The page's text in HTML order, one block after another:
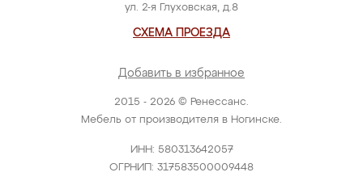
2015 - 2026 © Ренессанс.
Мебель от производителя в Ногинске.
ИНН: 580313642057
ОГРНИП: 317583500009448
ул. 2-я Глуховская, д.8
СХЕМА ПРОЕЗДА
Добавить в избранное